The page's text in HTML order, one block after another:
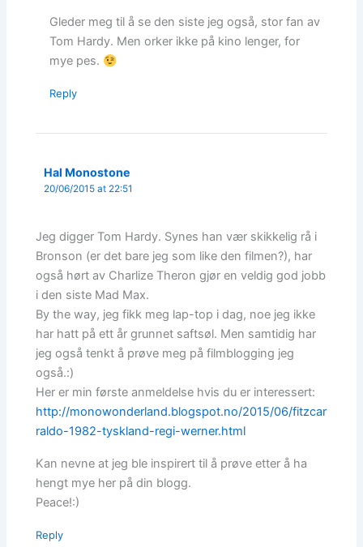
Gleder meg til å se den siste jeg også, stor fan av
Tom Hardy. Men orker ikke på kino lenger, for
mye pes.
Reply
Hal Monostone
20/06/2015 at 22:51
Jeg digger Tom Hardy. Synes han vær skikkelig rå i
Bronson (er det bare jeg som like den filmen?), har
også hørt av Charlize Theron gjør en veldig god jobb
i den siste Mad Max.
By the way, jeg fikk meg lap-top i dag, noe jeg ikke
har hatt på ett år grunnet saftsøl. Men samtidig har
jeg også tenkt å prøve meg på filmblogging jeg
også.:)
Her er min første anmeldelse hvis du er interessert:
http://monowonderland.blogspot.no/2015/06/fitzcar
raldo-1982-tyskland-regi-werner.html
Kan nevne at jeg ble inspirert til å prøve etter å ha
hengt mye her på din blogg.
Peace!:)
Reply